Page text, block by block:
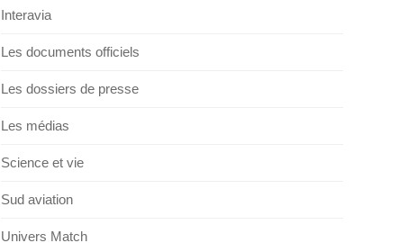
Interavia
Les documents officiels
Les dossiers de presse
Les médias
Science et vie
Sud aviation
Univers Match